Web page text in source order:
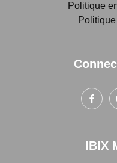
Politique
IBIX